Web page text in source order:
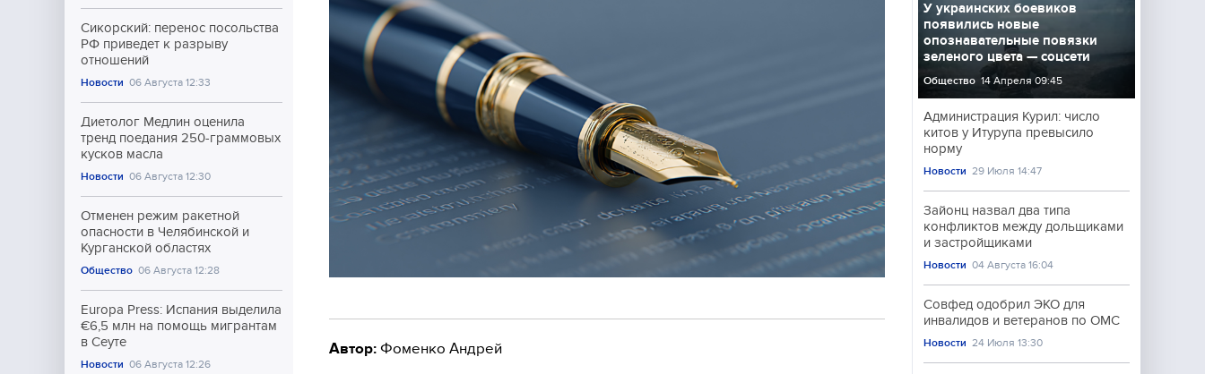
Сикорский: перенос посольства
РФ приведет к разрыву
отношений
Новости 06 Августа 12:33
Диетолог Медлин оценила
тренд поедания 250-граммовых
кусков масла
Новости 06 Августа 12:30
Отменен режим ракетной
опасности в Челябинской и
Курганской областях
Общество 06 Августа 12:28
Europa Press: Испания выделила
€6,5 млн на помощь мигрантам
в Сеуте
Новости 06 Августа 12:26
Автор: Фоменко Андрей
У украинских боевиков
появились новые
опознавательные повязки
зеленого цвета — соцсети
Общество 14 Апреля 09:45
Администрация Курил: число
китов у Итурупа превысило
норму
Новости 29 Июля 14:47
Зайонц назвал два типа
конфликтов между дольщиками
и застройщиками
Новости 04 Августа 16:04
Совфед одобрил ЭКО для
инвалидов и ветеранов по ОМС
Новости 24 Июля 13:30